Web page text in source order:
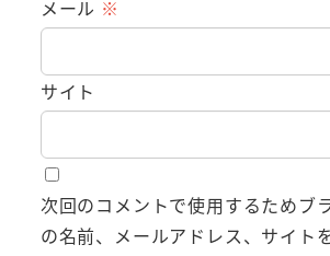
メール ※
サイト
次回のコメントで使用するためブ
の名前、メールアドレス、サイト